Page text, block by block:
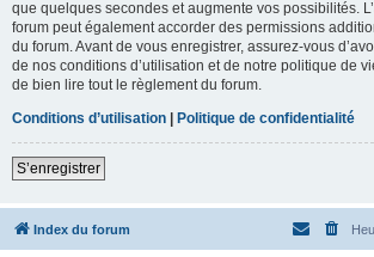
que quelques secondes et augmente vos possibilités.
forum peut également accorder des permissions
du forum. Avant de vous enregistrer, assurez-vous
de nos conditions d’utilisation et de notre politique de
de bien lire tout le règlement du forum.
Conditions d’utilisation | Politique de confidentialité
S’enregistrer
Index du forum